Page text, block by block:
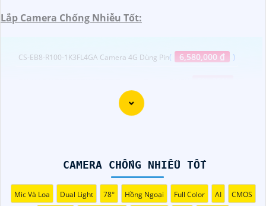
Lắp Camera Chống Nhiễu Tốt:
CS-EB8-R100-1K3FL4GA Camera 4G Dùng Pin( 6,580,000 ₫ )
Camera AI KX-D2014MN-EAB Kbvision
CAMERA CHỐNG NHIỄU TỐT
Mic Và Loa Dual Light 78° Hồng Ngoại Full Color AI CMOS